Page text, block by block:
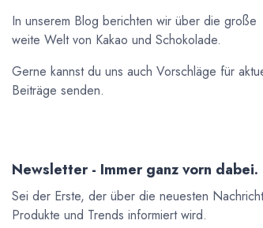
In unserem Blog berichten wir über die große
weite Welt von Kakao und Schokolade.
Gerne kannst du uns auch Vorschläge für
Beiträge senden.
Newsletter - Immer ganz vorn dabei.
Sei der Erste, der über die neuesten
Produkte und Trends informiert wird.